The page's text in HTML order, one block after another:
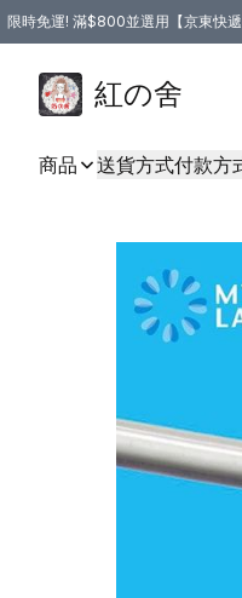
限時免運! 滿$800並選用【京東快遞
紅の舍
商品 送貨方式付款方